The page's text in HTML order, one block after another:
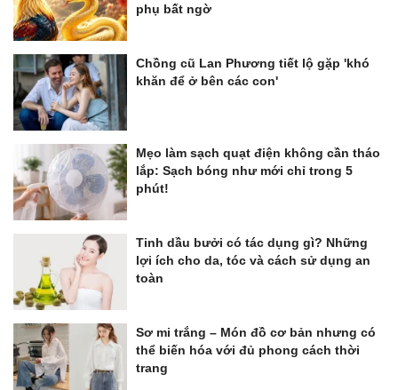
phụ bất ngờ
Chồng cũ Lan Phương tiết lộ gặp 'khó
khăn để ở bên các con'
Mẹo làm sạch quạt điện không cần tháo
lắp: Sạch bóng như mới chỉ trong 5
phút!
Tinh dầu bưởi có tác dụng gì? Những
lợi ích cho da, tóc và cách sử dụng an
toàn
Sơ mi trắng – Món đồ cơ bản nhưng có
thể biến hóa với đủ phong cách thời
trang